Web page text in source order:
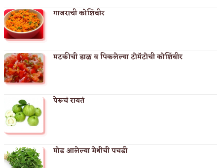
गाजराची कोशिंबीर
मटकीची डाळ व पिकलेल्या टोमॅटोची कोशिंबीर
पेरूचं रायतं
मोड आलेल्या मेथीची पचडी